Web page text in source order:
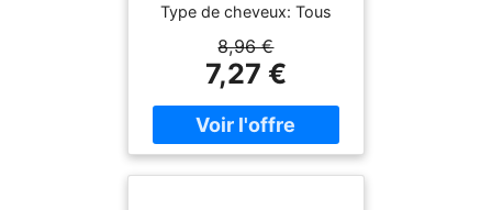
Type de cheveux: Tous
types de cheveux
8,96 €
7,27 €